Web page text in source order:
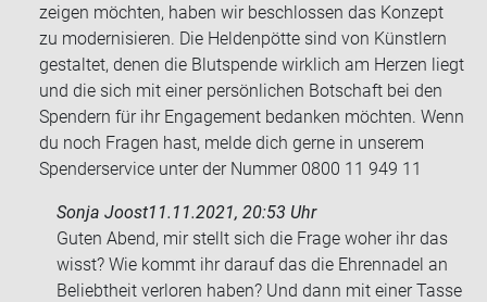
zeigen möchten, haben wir beschlossen das Konzept
zu modernisieren. Die Heldenpötte sind von Künstlern
gestaltet, denen die Blutspende wirklich am Herzen liegt
und die sich mit einer persönlichen Botschaft bei den
Spendern für ihr Engagement bedanken möchten. Wenn
du noch Fragen hast, melde dich gerne in unserem
Spenderservice unter der Nummer 0800 11 949 11
Sonja Joost11.11.2021, 20:53 Uhr
Guten Abend, mir stellt sich die Frage woher ihr das
wisst? Wie kommt ihr dar­auf das die Eh­ren­na­del an
Be­liebt­heit ver­lo­ren haben? Und dann mit einer Tasse